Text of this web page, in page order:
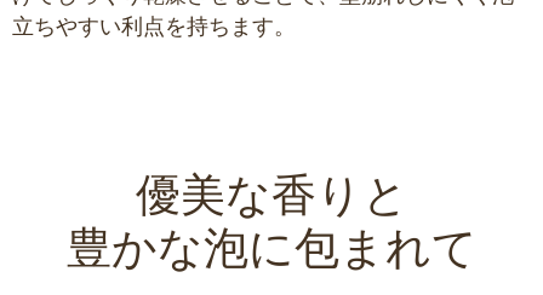
立ちやすい利点を持ちます。
優美な香りと
豊かな泡に包まれて